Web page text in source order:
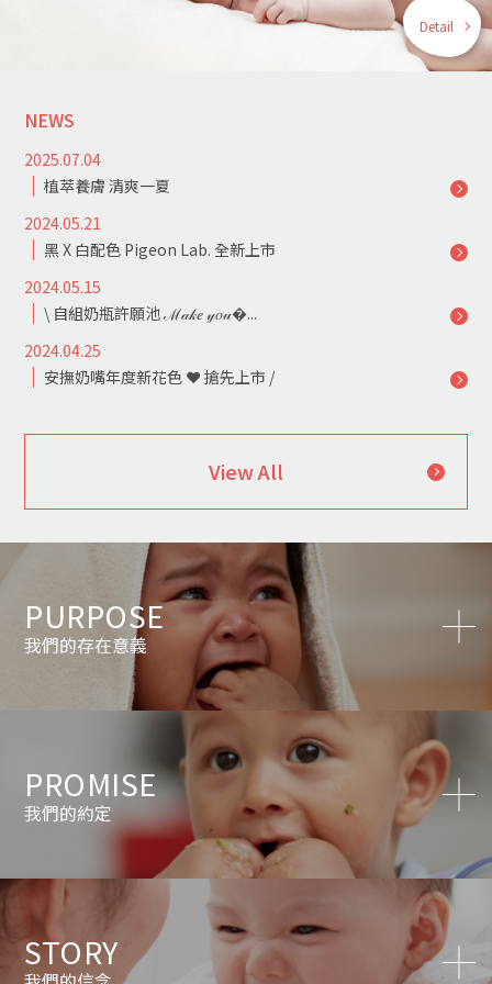
Detail
NEWS
2025.07.04
植萃養膚 清爽一夏
2024.05.21
黑 X 白配色 Pigeon Lab. 全新上市
2024.05.15
\ 自組奶瓶許願池 ℳ𝒶𝓀𝑒 𝓎𝑜𝓊�...
2024.04.25
安撫奶嘴年度新花色 ❤ 搶先上市 /
View All
PURPOSE
我們的存在意義
PROMISE
我們的約定
STORY